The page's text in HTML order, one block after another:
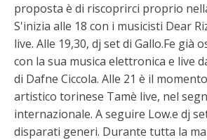
proposta è di riscoprirci proprio
S'inizia alle 18 con i musicisti Dear
live. Alle 19,30, dj set di Gallo.Fe già
con la sua musica elettronica e live
di Dafne Ciccola. Alle 21 è il
artistico torinese Tamè live, nel
internazionale. A seguire Low.e dj
disparati generi. Durante tutta la